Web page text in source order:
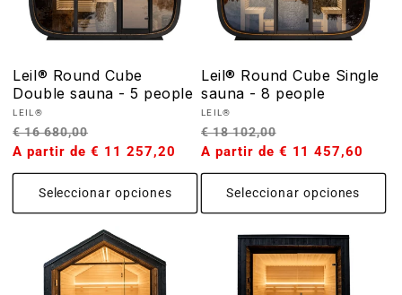
Leil® Round Cube
Double sauna - 5 people
Proveedor:
LEIL®
Precio
habitual
€ 16 680,00
de
oferta
A partir de € 11 257,20
Seleccionar opciones
Leil® Round Cube Single
sauna - 8 people
Proveedor:
LEIL®
Precio
habitual
€ 18 102,00
de
oferta
A partir de € 11 457,60
Seleccionar opciones